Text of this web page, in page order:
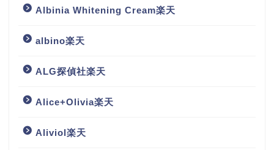
Albinia Whitening Cream楽天
albino楽天
ALG探偵社楽天
Alice+Olivia楽天
Aliviol楽天